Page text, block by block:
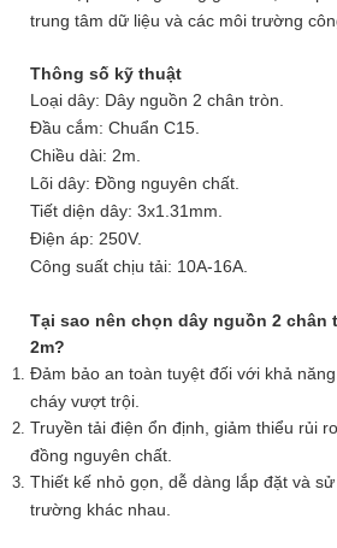
trung tâm dữ liệu và các môi trường
Thông số kỹ thuật
Loại dây: Dây nguồn 2 chân tròn.
Đầu cắm: Chuẩn C15.
Chiều dài: 2m.
Lõi dây: Đồng nguyên chất.
Tiết diện dây: 3x1.31mm.
Điện áp: 250V.
Công suất chịu tải: 10A-16A.
Tại sao nên chọn dây nguồn 2 chân
2m?
Đảm bảo an toàn tuyệt đối với khả
cháy vượt trội.
Truyền tải điện ổn định, giảm thiểu rủi
đồng nguyên chất.
Thiết kế nhỏ gọn, dễ dàng lắp đặt và
trường khác nhau.